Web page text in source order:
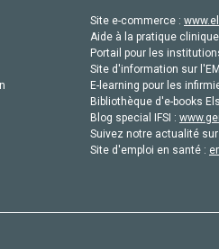
Site e-commerce :
Aide à la pratique
Portail pour les
Site d'information sur
E-learning pour les
Bibliothèque d'e-books
Blog special IFSI :
Suivez notre actualité
Site d'emploi en santé :